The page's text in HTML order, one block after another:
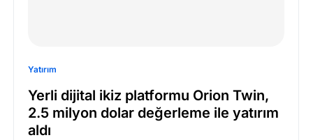
Yatırım
Yerli dijital ikiz platformu Orion Twin,
2.5 milyon dolar değerleme ile yatırım
aldı